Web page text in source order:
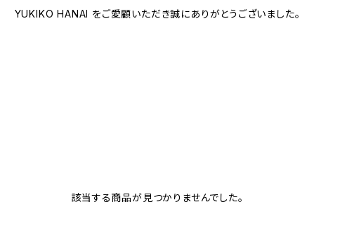
YUKIKO HANAI をご愛顧いただき誠にありがとうございました。
該当する商品が見つかりませんでした。